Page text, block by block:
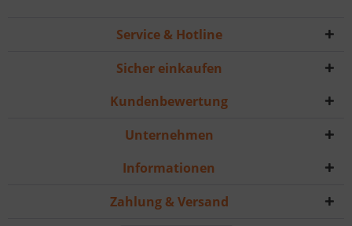
Service & Hotline
Sicher einkaufen
Kundenbewertung
Unternehmen
Informationen
Zahlung & Versand